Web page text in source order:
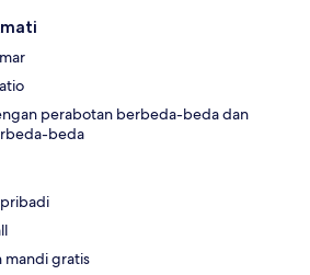
perabotan berbeda-beda dan
beda
mandi gratis